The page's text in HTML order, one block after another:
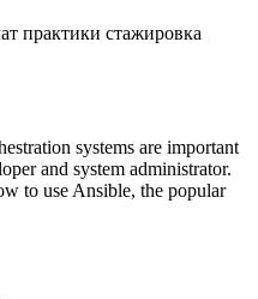
практики стажировка
systems are important
and system administrator.
to use Ansible, the popular